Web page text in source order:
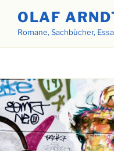
Inhalt
springen
OLAF
Romane, Sachbücher,